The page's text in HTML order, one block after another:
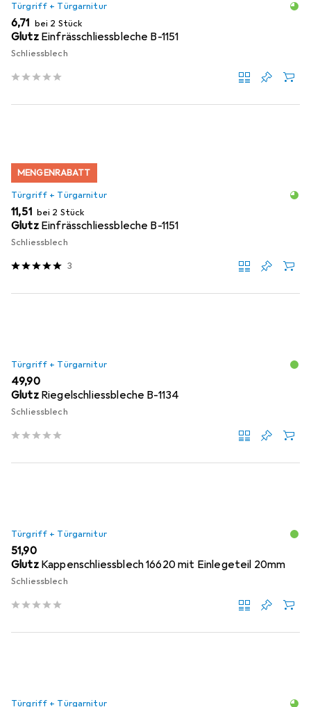
Türgriff + Türgarnitur
EUR
6,71 bei 2 Stück
Glutz Einfrässchliessbleche B-1151
Schliessblech
MENGENRABATT
Türgriff + Türgarnitur
EUR
11,51 bei 2 Stück
Glutz Einfrässchliessbleche B-1151
Schliessblech
3
Türgriff + Türgarnitur
EUR
49,90
Glutz Riegelschliessbleche B-1134
Schliessblech
Türgriff + Türgarnitur
EUR
51,90
Glutz Kappenschliessblech 16620 mit Einlegeteil 20mm
Schliessblech
Türgriff + Türgarnitur